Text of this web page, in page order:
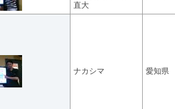
直大
ナカシマ 愛知県